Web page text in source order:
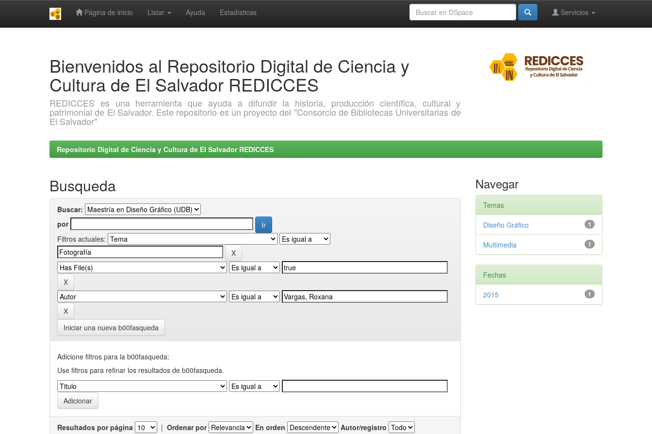
Página de inicio Listar Ayuda Estadísticas Servicios
Bienvenidos al Repositorio Digital de Ciencia y
Cultura de El Salvador REDICCES
REDICCES es una herramienta que ayuda a difundir la historia, producción científica, cultural y
patrimonial de El Salvador. Este repositorio es un proyecto del "Consorcio de Bibliotecas Universitarias de
El Salvador"
Repositorio Digital de Ciencia y Cultura de El Salvador REDICCES
Busqueda
Buscar:
por
Filtros actuales:
Iniciar una nueva b00fasqueda
Adicione filtros para la b00fasqueda:
Use filtros para refinar los resultados de b00fasqueda.
Resultados por página | Ordenar por En orden Autor/registro
Navegar
Temas
1
Diseño Gráfico
1
Multimedia
Fechas
1
2015